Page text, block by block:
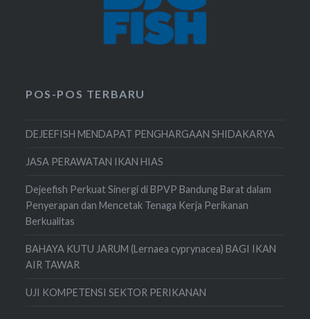
POS-POS TERBARU
DEJEEFISH MENDAPAT PENGHARGAAN SHIDAKARYA
JASA PERAWATAN IKAN HIAS
Dejeefish Perkuat Sinergi di BPVP Bandung Barat dalam
Penyerapan dan Mencetak Tenaga Kerja Perikanan
Berkualitas
BAHAYA KUTU JARUM (Lernaea cyprynacea) BAGI IKAN
AIR TAWAR
UJI KOMPETENSI SEKTOR PERIKANAN